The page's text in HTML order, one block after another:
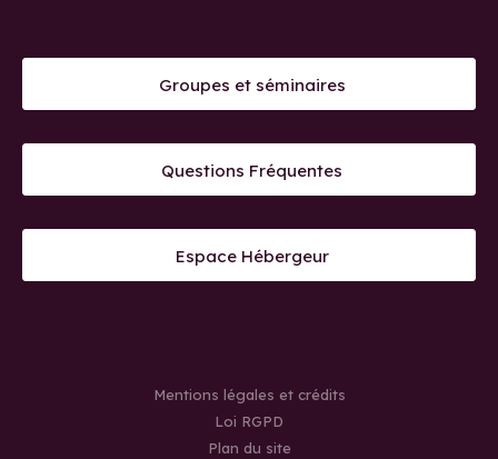
Groupes et séminaires
Questions Fréquentes
Espace Hébergeur
Mentions légales et crédits
Loi RGPD
Plan du site